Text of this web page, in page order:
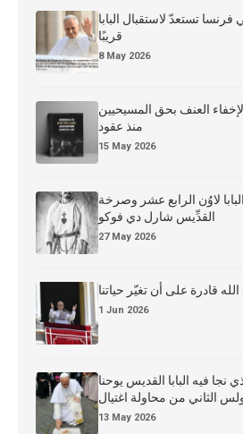
فرنسا تستعدّ لاستقبال البابا
قريبًا
8 May 2026
العنف بحق المسيحيين
منذ عقود
15 May 2026
لاوُن الرابع عشر وصرخة
القدِّيس شارل دي فوكو
27 May 2026
الله قادرة على أن تغيّر حياتنا
1 Jun 2026
نجا فيه البابا القديس يوحنا
الثاني من محاولة اغتيال
13 May 2026